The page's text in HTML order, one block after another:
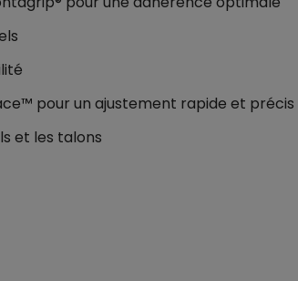
pour un ajustement rapide et précis
et les talons